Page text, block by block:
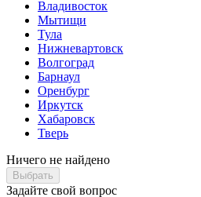
Владивосток
Мытищи
Тула
Нижневартовск
Волгоград
Барнаул
Оренбург
Иркутск
Хабаровск
Тверь
Ничего не найдено
Выбрать
Задайте свой вопрос